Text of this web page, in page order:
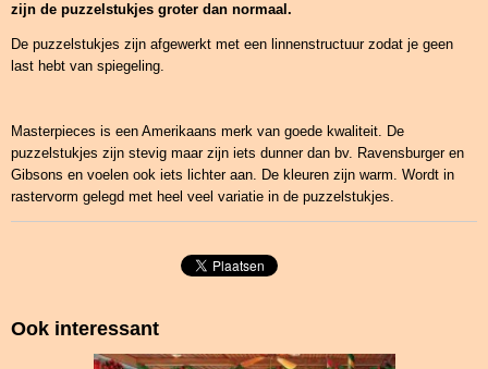
zijn de puzzelstukjes groter dan normaal.
De puzzelstukjes zijn afgewerkt met een linnenstructuur zodat je geen
last hebt van spiegeling.
Masterpieces is een Amerikaans merk van goede kwaliteit. De
puzzelstukjes zijn stevig maar zijn iets dunner dan bv. Ravensburger en
Gibsons en voelen ook iets lichter aan. De kleuren zijn warm. Wordt in
rastervorm gelegd met heel veel variatie in de puzzelstukjes.
Ook interessant